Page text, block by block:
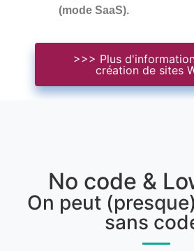
(mode SaaS).
>>> Plus
création de sites
No code &
On peut
sans